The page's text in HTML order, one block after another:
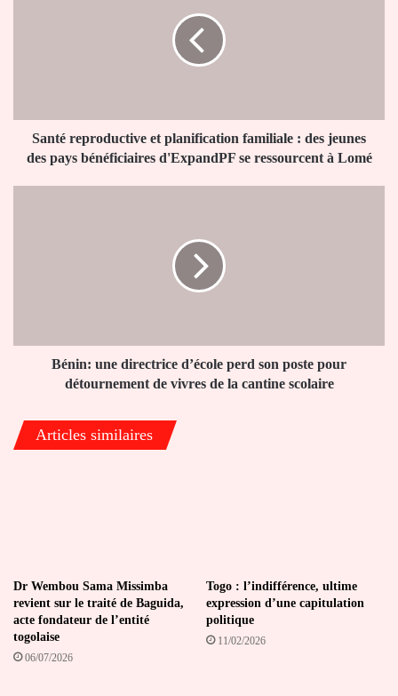
des
pays
bénéficiaires
Santé reproductive et planification familiale : des jeunes
des pays bénéficiaires d'ExpandPF se ressourcent à Lomé
détournement
cantine
Bénin: une directrice d’école perd son poste pour
détournement de vivres de la cantine scolaire
Articles similaires
Dr Wembou Sama Missimba
revient sur le traité de Baguida,
acte fondateur de l’entité
togolaise
06/07/2026
Togo : l’indifférence, ultime
expression d’une capitulation
politique
11/02/2026